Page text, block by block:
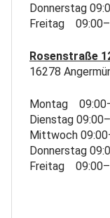
Donnerstag
Freitag
Rosenstraße
16278
Montag
Dienstag
Mittwoch
Donnerstag
Freitag